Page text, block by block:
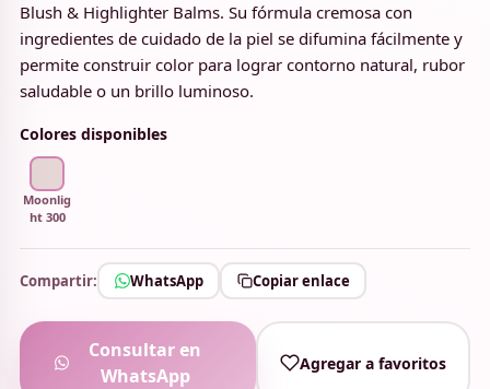
Blush & Highlighter Balms. Su fórmula cremosa con
ingredientes de cuidado de la piel se difumina fácilmente y
permite construir color para lograr contorno natural, rubor
saludable o un brillo luminoso.
Colores disponibles
Moonlig
ht 300
Compartir: WhatsApp Copiar enlace
Consultar en
WhatsApp
Agregar a favoritos